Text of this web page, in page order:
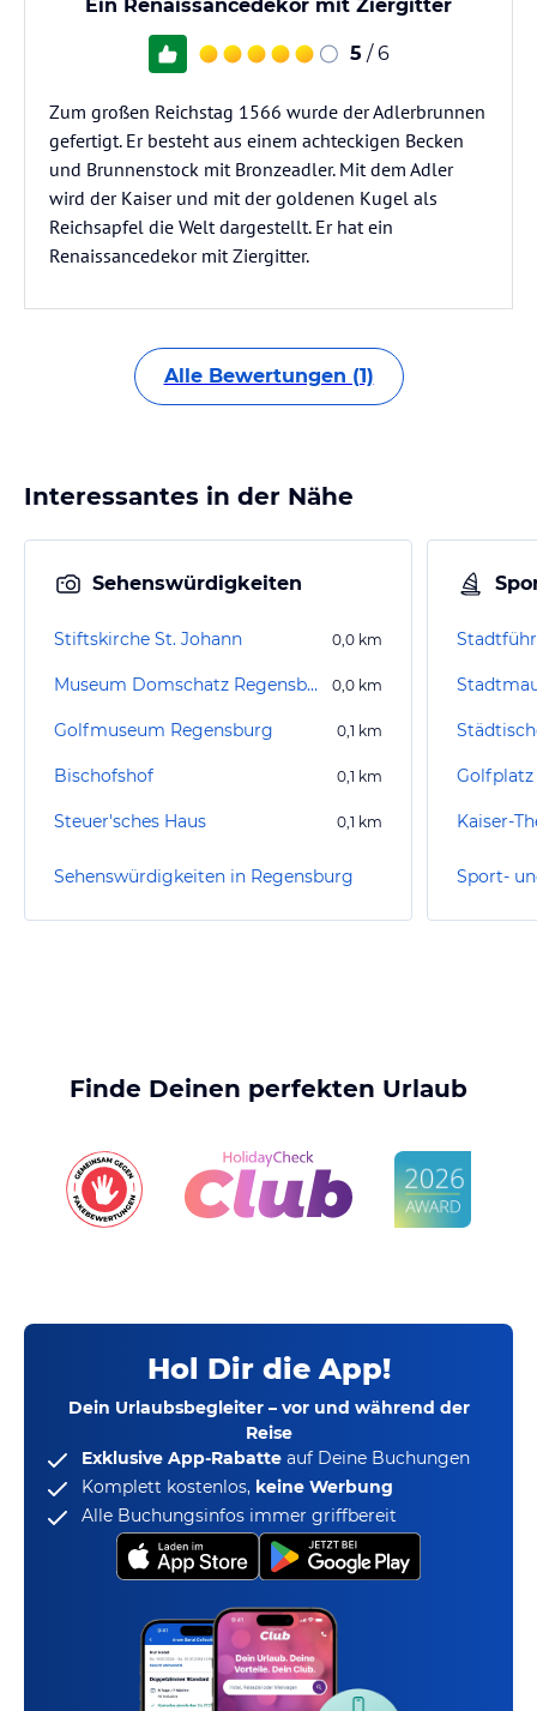
Ein Renaissancedekor mit Ziergitter
5 / 6
Zum großen Reichstag 1566 wurde der Adlerbrunnen
gefertigt. Er besteht aus einem achteckigen Becken
und Brunnenstock mit Bronzeadler. Mit dem Adler
wird der Kaiser und mit der goldenen Kugel als
Reichsapfel die Welt dargestellt. Er hat ein
Renaissancedekor mit Ziergitter.
Alle Bewertungen (1)
Interessantes in der Nähe
Sehenswürdigkeiten
Stiftskirche St. Johann 0,0 km
Museum Domschatz Regensburg 0,0 km
Golfmuseum Regensburg 0,1 km
Bischofshof 0,1 km
Steuer'sches Haus 0,1 km
Sehenswürdigkeiten in Regensburg
Kaiser-
Finde Deinen perfekten Urlaub
Hol Dir die App!
Dein Urlaubsbegleiter – vor und während der
Reise
Exklusive App-Rabatte auf Deine Buchungen
Komplett kostenlos, keine Werbung
Alle Buchungsinfos immer griffbereit